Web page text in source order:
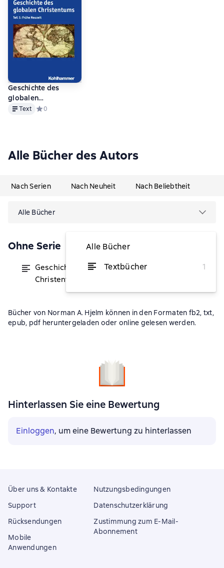
Geschichte des
globalen
Christentums
TextText Средний рейтинг 0 на основе 0 оценок
0
Alle Bücher des Autors
Nach Serien Nach Neuheit Nach Beliebtheit
Alle Bücher
Alle Bücher
Textbücher
1
Ohne Serie
Geschichte des globalen
Christentums
von 159,99 €
Bücher von Norman A. Hjelm können in den Formaten fb2, txt,
epub, pdf heruntergeladen oder online gelesen werden.
Hinterlassen Sie eine Bewertung
Einloggen, um eine Bewertung zu hinterlassen
Über uns & Kontakte
Support
Rücksendungen
Mobile
Anwendungen
Nutzungsbedingungen
Datenschutzerklärung
Zustimmung zum E-Mail-
Abonnement